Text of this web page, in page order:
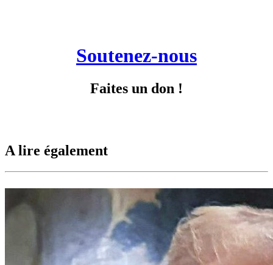
Soutenez-nous
Faites un don !
A lire également